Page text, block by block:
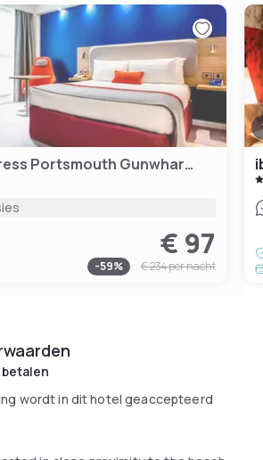
Holiday Inn Express Portsmouth Gunwharf Quays
€ 97
-59% € 234per nacht
wordt in dit hotel geaccepteerd